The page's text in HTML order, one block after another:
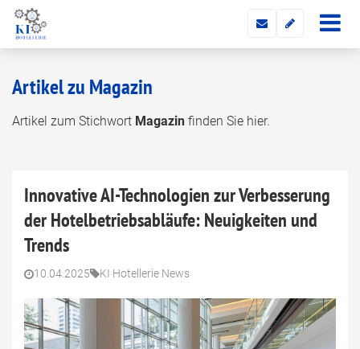
Artikel zu Magazin
Artikel zum Stichwort Magazin finden Sie hier.
Innovative AI-Technologien zur Verbesserung
der Hotelbetriebsabläufe: Neuigkeiten und
Trends
10.04.2025 KI Hotellerie News